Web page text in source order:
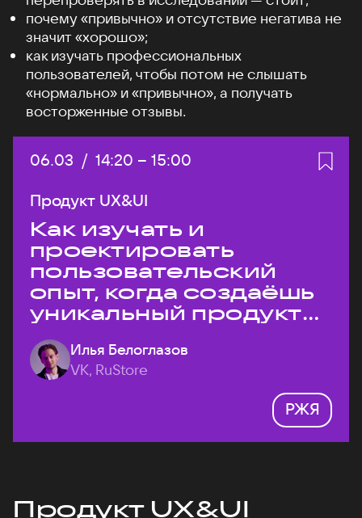
почему «привычно» и отсутствие негатива не
значит «хорошо»;
как изучать профессиональных
пользователей, чтобы потом не слышать
«нормально» и «привычно», а получать
восторженные отзывы.
Дата:
06.03 / Начало:
14:20 – Конец:
15:00
Продукт UX&UI
Как изучать и
проектировать
пользовательский
опыт, когда создаёшь
уникальный продукт
на рынке?
Илья Белоглазов
VK, RuStore
РЖЯ
Продукт UX&UI